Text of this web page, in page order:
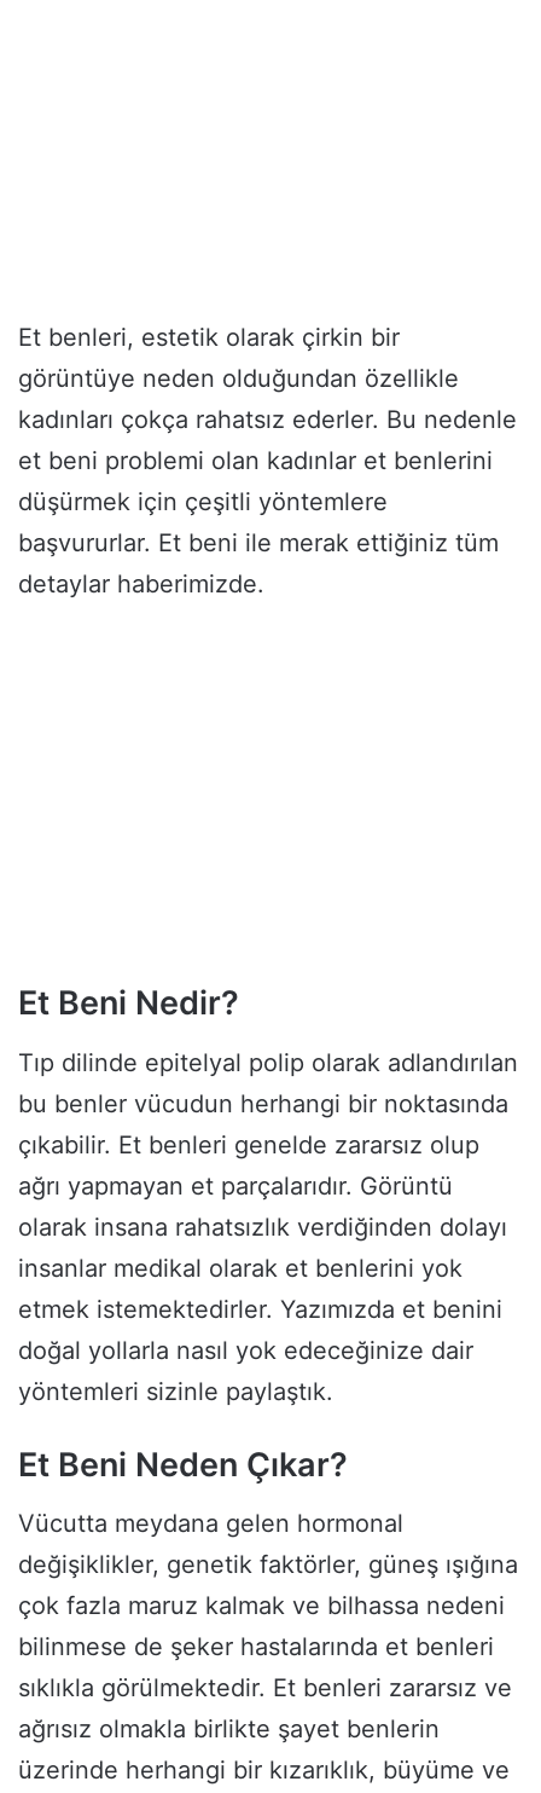
Et benleri, estetik olarak çirkin bir
görüntüye neden olduğundan özellikle
kadınları çokça rahatsız ederler. Bu nedenle
et beni problemi olan kadınlar et benlerini
düşürmek için çeşitli yöntemlere
başvururlar. Et beni ile merak ettiğiniz tüm
detaylar haberimizde.
Et Beni Nedir?
Tıp dilinde epitelyal polip olarak adlandırılan
bu benler vücudun herhangi bir noktasında
çıkabilir. Et benleri genelde zararsız olup
ağrı yapmayan et parçalarıdır. Görüntü
olarak insana rahatsızlık verdiğinden dolayı
insanlar medikal olarak et benlerini yok
etmek istemektedirler. Yazımızda et benini
doğal yollarla nasıl yok edeceğinize dair
yöntemleri sizinle paylaştık.
Et Beni Neden Çıkar?
Vücutta meydana gelen hormonal
değişiklikler, genetik faktörler, güneş ışığına
çok fazla maruz kalmak ve bilhassa nedeni
bilinmese de şeker hastalarında et benleri
sıklıkla görülmektedir. Et benleri zararsız ve
ağrısız olmakla birlikte şayet benlerin
üzerinde herhangi bir kızarıklık, büyüme ve